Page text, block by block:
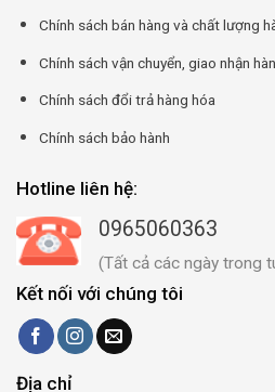
Chính sách bán hàng và chất lượng
Chính sách vận chuyển, giao nhận
Chính sách đổi trả hàng hóa
Chính sách bảo hành
Hotline liên hệ:
0965060363
(Tất cả các ngày trong
Kết nối với chúng tôi
Địa chỉ